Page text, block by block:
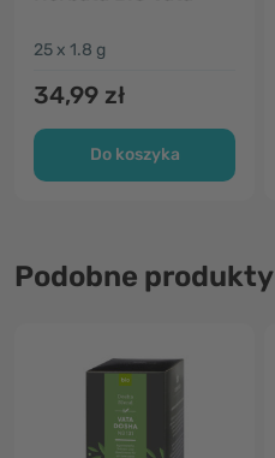
25 x 1.8 g
34,99 zł
Do koszyka
Podobne produkty